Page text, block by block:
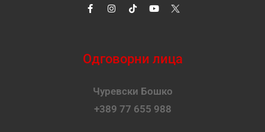
Одговорни лица
Чуревски Бошко
+389 77 655 988